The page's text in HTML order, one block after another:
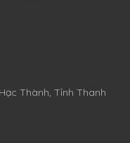
Thành, Tỉnh Thanh